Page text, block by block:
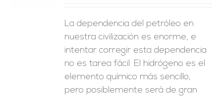
La dependencia del petróleo en
nuestra civilización es enorme, e
intentar corregir esta dependencia
no es tarea fácil. El hidrógeno es el
elemento químico más sencillo,
pero posiblemente será de gran